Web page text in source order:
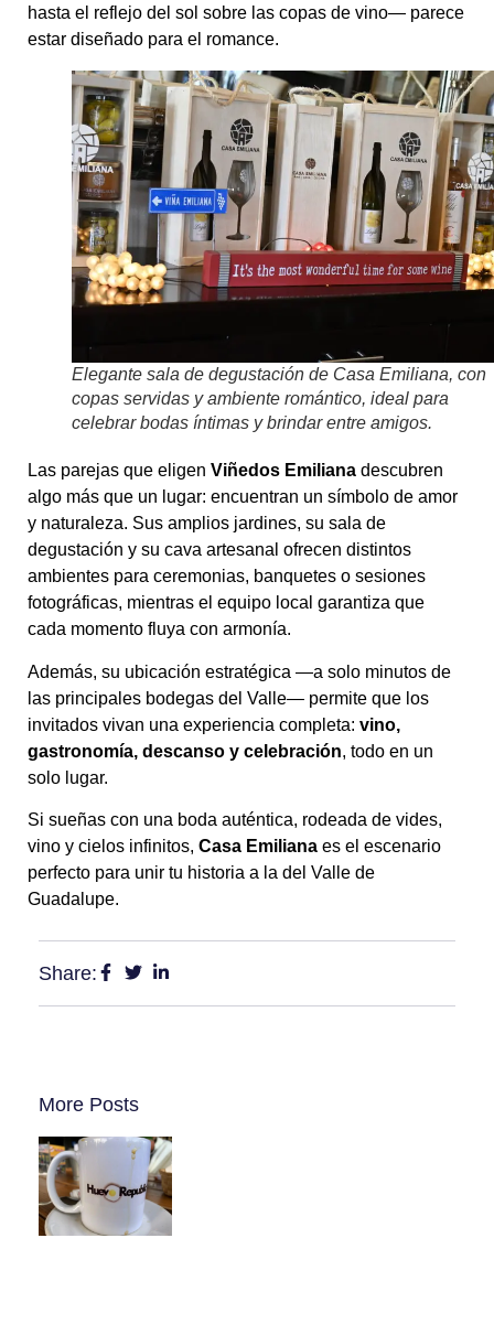
hasta el reflejo del sol sobre las copas de vino— parece
estar diseñado para el romance.
Elegante sala de degustación de Casa Emiliana, con
copas servidas y ambiente romántico, ideal para
celebrar bodas íntimas y brindar entre amigos.
Las parejas que eligen Viñedos Emiliana descubren
algo más que un lugar: encuentran un símbolo de amor
y naturaleza. Sus amplios jardines, su sala de
degustación y su cava artesanal ofrecen distintos
ambientes para ceremonias, banquetes o sesiones
fotográficas, mientras el equipo local garantiza que
cada momento fluya con armonía.
Además, su ubicación estratégica —a solo minutos de
las principales bodegas del Valle— permite que los
invitados vivan una experiencia completa: vino,
gastronomía, descanso y celebración, todo en un
solo lugar.
Si sueñas con una boda auténtica, rodeada de vides,
vino y cielos infinitos, Casa Emiliana es el escenario
perfecto para unir tu historia a la del Valle de
Guadalupe.
Share:
More Posts